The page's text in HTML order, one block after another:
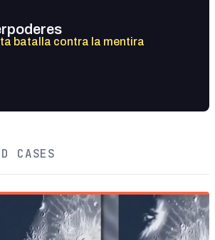
batalla contra la mentira
CASES